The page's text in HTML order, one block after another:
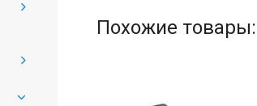
Похожие товары: